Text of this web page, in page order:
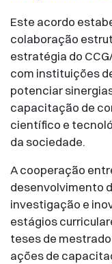
Este acordo
colaboração
estratégia do
com instituições
potenciar
capacitação de
científico e
da sociedade.
A cooperação
desenvolvimento
investigação e
estágios
teses de
ações de